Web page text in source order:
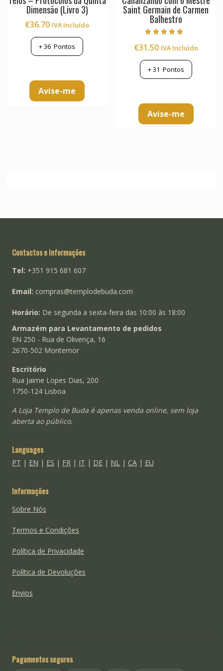
Dimensão (Livro 3)
€36.70 IVA Incluído
+36 Pontos
Avise-me
Saint Germain de Carmen
Balhestro
5.00
€31.50 IVA Incluído
+31 Pontos
Avise-me
Contactos e Informações
Tel: +351 915 681 607
Email: compras@templodebuda.com
Horário: De segunda a sexta-feira das 10:00 às 18:00
Armazém para Levantamento de pedidos
EN 250 - Rua de Olivença, 16
2670-502 Montemor
Escritório
Rua Jaime Lopes Dias, 200
1750-124 Lisboa
A Loja Templo de Buda é apenas venda online, sem loja
aberta ao público.
Languages
PT | EN | ES | FR | IT | DE| NL | CA| EU
Informações
Sobre Nós
Termos e Condições
Política de Privacidade
Política de Devoluções
Envios
Pagamentos seguros